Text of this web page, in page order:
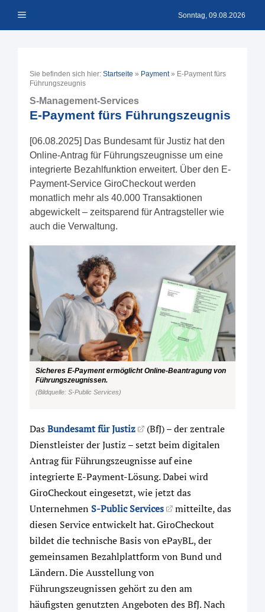
Inhalt Menü Sonntag, 09.08.2026
Sie befinden sich hier: Startseite » Payment» E-Payment fürs
Führungszeugnis
S-Management-Services
E-Payment fürs Führungszeugnis
[06.08.2025] Das Bundesamt für Justiz hat den
Online-Antrag für Führungszeugnisse um eine
integrierte Bezahlfunktion erweitert. Über den E-
Payment-Service GiroCheckout werden
monatlich mehr als 40.000 Transaktionen
abgewickelt – zeitsparend für Antragsteller wie
auch die Verwaltung.
Sicheres E-Payment ermöglicht Online-Beantragung von
Führungszeugnissen.
(Bildquelle: S-Public Services)
DasBundesamt für Justiz
(BfJ) – der zentrale
Dienstleister der Justiz – setzt beim digitalen
Antrag für Führungszeugnisse auf eine
integrierte E-Payment-Lösung. Dabei wird
GiroCheckout eingesetzt, wie jetzt das
Unternehmen S-Public Services
mitteilte, das
diesen Service entwickelt hat. GiroCheckout
bildet die technische Basis von ePayBL, der
gemeinsamen Bezahlplattform von Bund und
Ländern. Die Ausstellung von
Führungszeugnissen gehört zu den am
häufigsten genutzten Angeboten des BfJ. Nach